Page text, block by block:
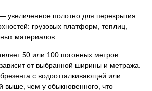
увеличенное полотно для перекрытия
грузовых платформ, теплиц,
материалов.
50 или 100 погонных метров.
от выбранной ширины и метража.
с водоотталкивающей или
выше, чем у обыкновенного, что